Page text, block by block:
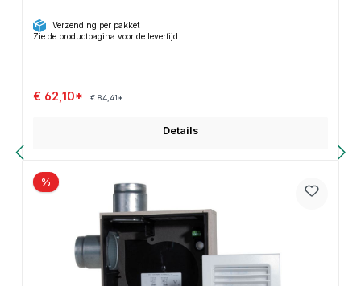
Verzending per pakket
Zie de productpagina voor de levertijd
€ 62,10* € 84,41*
Details
%